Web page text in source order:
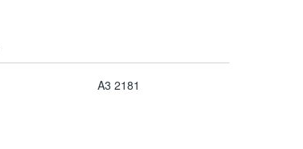
A3 2181